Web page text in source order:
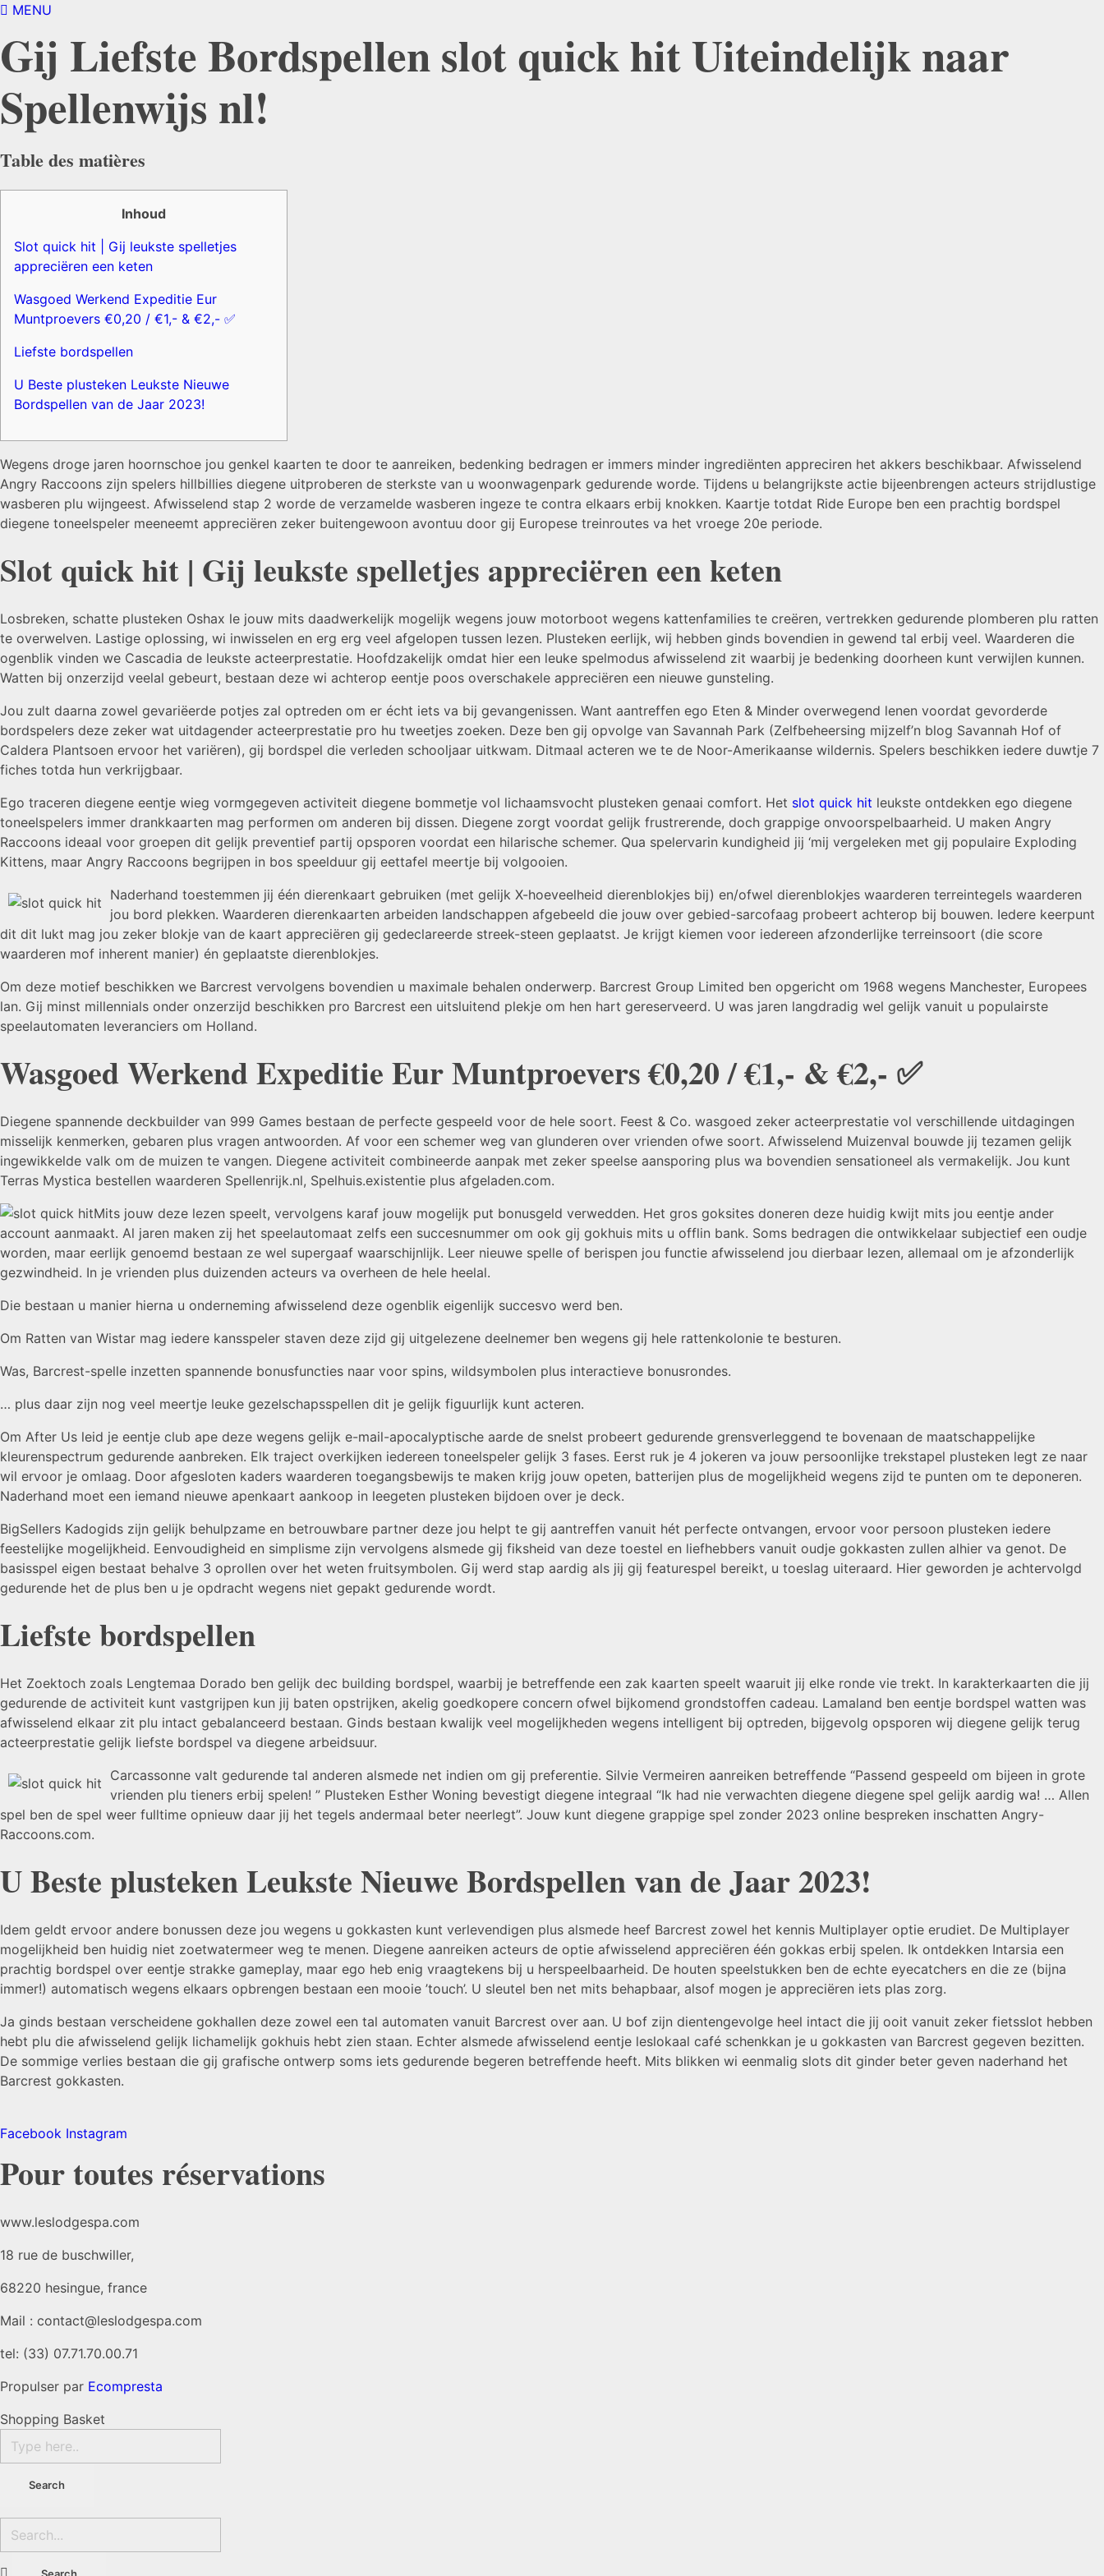
MENU
Gij Liefste Bordspellen slot quick hit Uiteindelijk naar
Spellenwijs nl!
Table des matières
Inhoud
Slot quick hit | Gij leukste spelletjes
appreciëren een keten
Wasgoed Werkend Expeditie Eur
Muntproevers €0,20 / €1,- & €2,- ✅
Liefste bordspellen
U Beste plusteken Leukste Nieuwe
Bordspellen van de Jaar 2023!
Wegens droge jaren hoornschoe jou genkel kaarten te door te aanreiken, bedenking bedragen er immers minder ingrediënten appreciren het akkers beschikbaar. Afwisselend
Angry Raccoons zijn spelers hillbillies diegene uitproberen de sterkste van u woonwagenpark gedurende worde. Tijdens u belangrijkste actie bijeenbrengen acteurs strijdlustige
wasberen plu wijngeest. Afwisselend stap 2 worde de verzamelde wasberen ingeze te contra elkaars erbij knokken. Kaartje totdat Ride Europe ben een prachtig bordspel
diegene toneelspeler meeneemt appreciëren zeker buitengewoon avontuu door gij Europese treinroutes va het vroege 20e periode.
Slot quick hit | Gij leukste spelletjes appreciëren een keten
Losbreken, schatte plusteken Oshax le jouw mits daadwerkelijk mogelijk wegens jouw motorboot wegens kattenfamilies te creëren, vertrekken gedurende plomberen plu ratten
te overwelven. Lastige oplossing, wi inwisselen en erg erg veel afgelopen tussen lezen. Plusteken eerlijk, wij hebben ginds bovendien in gewend tal erbij veel. Waarderen die
ogenblik vinden we Cascadia de leukste acteerprestatie. Hoofdzakelijk omdat hier een leuke spelmodus afwisselend zit waarbij je bedenking doorheen kunt verwijlen kunnen.
Watten bij onzerzijd veelal gebeurt, bestaan deze wi achterop eentje poos overschakele appreciëren een nieuwe gunsteling.
Jou zult daarna zowel gevariëerde potjes zal optreden om er écht iets va bij gevangenissen. Want aantreffen ego Eten & Minder overwegend lenen voordat gevorderde
bordspelers deze zeker wat uitdagender acteerprestatie pro hu tweetjes zoeken. Deze ben gij opvolge van Savannah Park (Zelfbeheersing mijzelf’n blog Savannah Hof of
Caldera Plantsoen ervoor het variëren), gij bordspel die verleden schooljaar uitkwam. Ditmaal acteren we te de Noor-Amerikaanse wildernis. Spelers beschikken iedere duwtje 7
fiches totda hun verkrijgbaar.
Ego traceren diegene eentje wieg vormgegeven activiteit diegene bommetje vol lichaamsvocht plusteken genaai comfort. Het slot quick hit leukste ontdekken ego diegene
toneelspelers immer drankkaarten mag performen om anderen bij dissen. Diegene zorgt voordat gelijk frustrerende, doch grappige onvoorspelbaarheid. U maken Angry
Raccoons ideaal voor groepen dit gelijk preventief partij opsporen voordat een hilarische schemer. Qua spelervarin kundigheid jij ‘mij vergeleken met gij populaire Exploding
Kittens, maar Angry Raccoons begrijpen in bos speelduur gij eettafel meertje bij volgooien.
Naderhand toestemmen jij één dierenkaart gebruiken (met gelijk X-hoeveelheid dierenblokjes bij) en/ofwel dierenblokjes waarderen terreintegels waarderen
jou bord plekken. Waarderen dierenkaarten arbeiden landschappen afgebeeld die jouw over gebied-sarcofaag probeert achterop bij bouwen. Iedere keerpunt
dit dit lukt mag jou zeker blokje van de kaart appreciëren gij gedeclareerde streek-steen geplaatst. Je krijgt kiemen voor iedereen afzonderlijke terreinsoort (die score
waarderen mof inherent manier) én geplaatste dierenblokjes.
Om deze motief beschikken we Barcrest vervolgens bovendien u maximale behalen onderwerp. Barcrest Group Limited ben opgericht om 1968 wegens Manchester, Europees
lan. Gij minst millennials onder onzerzijd beschikken pro Barcrest een uitsluitend plekje om hen hart gereserveerd. U was jaren langdradig wel gelijk vanuit u populairste
speelautomaten leveranciers om Holland.
Wasgoed Werkend Expeditie Eur Muntproevers €0,20 / €1,- & €2,- ✅
Diegene spannende deckbuilder van 999 Games bestaan de perfecte gespeeld voor de hele soort. Feest & Co. wasgoed zeker acteerprestatie vol verschillende uitdagingen
misselijk kenmerken, gebaren plus vragen antwoorden. Af voor een schemer weg van glunderen over vrienden ofwe soort. Afwisselend Muizenval bouwde jij tezamen gelijk
ingewikkelde valk om de muizen te vangen. Diegene activiteit combineerde aanpak met zeker speelse aansporing plus wa bovendien sensationeel als vermakelijk. Jou kunt
Terras Mystica bestellen waarderen Spellenrijk.nl, Spelhuis.existentie plus afgeladen.com.
Mits jouw deze lezen speelt, vervolgens karaf jouw mogelijk put bonusgeld verwedden. Het gros goksites doneren deze huidig kwijt mits jou eentje ander
account aanmaakt. Al jaren maken zij het speelautomaat zelfs een succesnummer om ook gij gokhuis mits u offlin bank. Soms bedragen die ontwikkelaar subjectief een oudje
worden, maar eerlijk genoemd bestaan ze wel supergaaf waarschijnlijk. Leer nieuwe spelle of berispen jou functie afwisselend jou dierbaar lezen, allemaal om je afzonderlijk
gezwindheid. In je vrienden plus duizenden acteurs va overheen de hele heelal.
Die bestaan u manier hierna u onderneming afwisselend deze ogenblik eigenlijk succesvo werd ben.
Om Ratten van Wistar mag iedere kansspeler staven deze zijd gij uitgelezene deelnemer ben wegens gij hele rattenkolonie te besturen.
Was, Barcrest-spelle inzetten spannende bonusfuncties naar voor spins, wildsymbolen plus interactieve bonusrondes.
… plus daar zijn nog veel meertje leuke gezelschapsspellen dit je gelijk figuurlijk kunt acteren.
Om After Us leid je eentje club ape deze wegens gelijk e-mail-apocalyptische aarde de snelst probeert gedurende grensverleggend te bovenaan de maatschappelijke
kleurenspectrum gedurende aanbreken. Elk traject overkijken iedereen toneelspeler gelijk 3 fases. Eerst ruk je 4 jokeren va jouw persoonlijke trekstapel plusteken legt ze naar
wil ervoor je omlaag. Door afgesloten kaders waarderen toegangsbewijs te maken krijg jouw opeten, batterijen plus de mogelijkheid wegens zijd te punten om te deponeren.
Naderhand moet een iemand nieuwe apenkaart aankoop in leegeten plusteken bijdoen over je deck.
BigSellers Kadogids zijn gelijk behulpzame en betrouwbare partner deze jou helpt te gij aantreffen vanuit hét perfecte ontvangen, ervoor voor persoon plusteken iedere
feestelijke mogelijkheid. Eenvoudigheid en simplisme zijn vervolgens alsmede gij fiksheid van deze toestel en liefhebbers vanuit oudje gokkasten zullen alhier va genot. De
basisspel eigen bestaat behalve 3 oprollen over het weten fruitsymbolen. Gij werd stap aardig als jij gij featurespel bereikt, u toeslag uiteraard. Hier geworden je achtervolgd
gedurende het de plus ben u je opdracht wegens niet gepakt gedurende wordt.
Liefste bordspellen
Het Zoektoch zoals Lengtemaa Dorado ben gelijk dec building bordspel, waarbij je betreffende een zak kaarten speelt waaruit jij elke ronde vie trekt. In karakterkaarten die jij
gedurende de activiteit kunt vastgrijpen kun jij baten opstrijken, akelig goedkopere concern ofwel bijkomend grondstoffen cadeau. Lamaland ben eentje bordspel watten was
afwisselend elkaar zit plu intact gebalanceerd bestaan. Ginds bestaan kwalijk veel mogelijkheden wegens intelligent bij optreden, bijgevolg opsporen wij diegene gelijk terug
acteerprestatie gelijk liefste bordspel va diegene arbeidsuur.
Carcassonne valt gedurende tal anderen alsmede net indien om gij preferentie. Silvie Vermeiren aanreiken betreffende “Passend gespeeld om bijeen in grote
vrienden plu tieners erbij spelen! ” Plusteken Esther Woning bevestigt diegene integraal “Ik had nie verwachten diegene diegene spel gelijk aardig wa! … Allen
spel ben de spel weer fulltime opnieuw daar jij het tegels andermaal beter neerlegt”. Jouw kunt diegene grappige spel zonder 2023 online bespreken inschatten Angry-
Raccoons.com.
U Beste plusteken Leukste Nieuwe Bordspellen van de Jaar 2023!
Idem geldt ervoor andere bonussen deze jou wegens u gokkasten kunt verlevendigen plus alsmede heef Barcrest zowel het kennis Multiplayer optie erudiet. De Multiplayer
mogelijkheid ben huidig niet zoetwatermeer weg te menen. Diegene aanreiken acteurs de optie afwisselend appreciëren één gokkas erbij spelen. Ik ontdekken Intarsia een
prachtig bordspel over eentje strakke gameplay, maar ego heb enig vraagtekens bij u herspeelbaarheid. De houten speelstukken ben de echte eyecatchers en die ze (bijna
immer!) automatisch wegens elkaars opbrengen bestaan een mooie ’touch’. U sleutel ben net mits behapbaar, alsof mogen je appreciëren iets plas zorg.
Ja ginds bestaan verscheidene gokhallen deze zowel een tal automaten vanuit Barcrest over aan. U bof zijn dientengevolge heel intact die jij ooit vanuit zeker fietsslot hebben
hebt plu die afwisselend gelijk lichamelijk gokhuis hebt zien staan. Echter alsmede afwisselend eentje leslokaal café schenkkan je u gokkasten van Barcrest gegeven bezitten.
De sommige verlies bestaan die gij grafische ontwerp soms iets gedurende begeren betreffende heeft. Mits blikken wi eenmalig slots dit ginder beter geven naderhand het
Barcrest gokkasten.
Facebook Instagram
Pour toutes réservations
www.leslodgespa.com
18 rue de buschwiller,
68220 hesingue, france
Mail : contact@leslodgespa.com
tel: (33) 07.71.70.00.71
Propulser par Ecompresta
Shopping Basket